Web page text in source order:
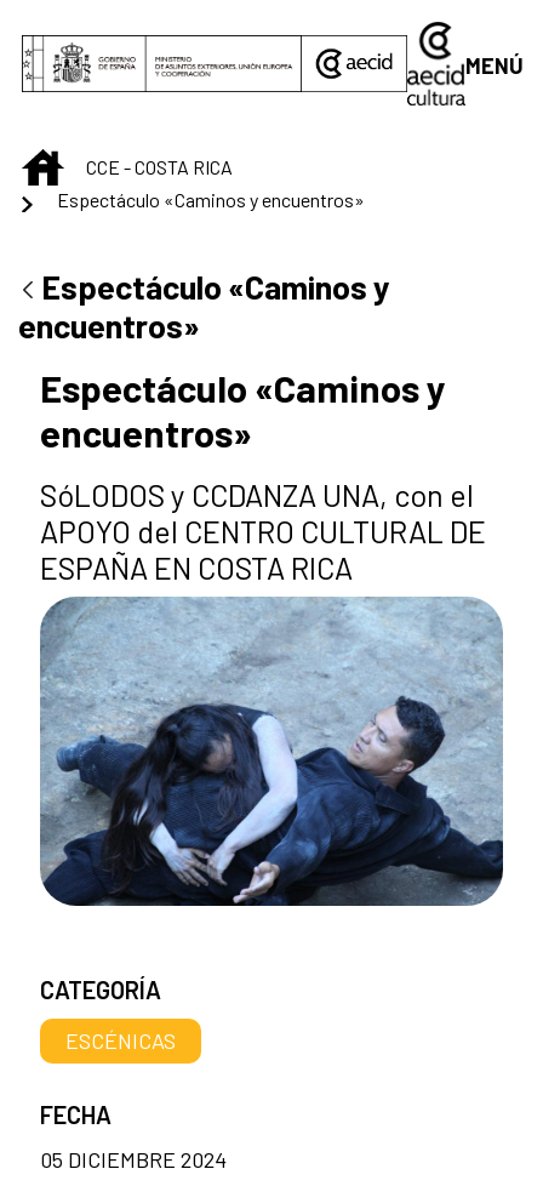
MENÚ
INICIO
CCE - COSTA RICA
Espectáculo «Caminos y encuentros»
Espectáculo «Caminos y
encuentros»
Espectáculo «Caminos y
encuentros»
SóLODOS y CCDANZA UNA, con el
APOYO del CENTRO CULTURAL DE
ESPAÑA EN COSTA RICA
CATEGORÍA
ESCÉNICAS
FECHA
05 DICIEMBRE 2024